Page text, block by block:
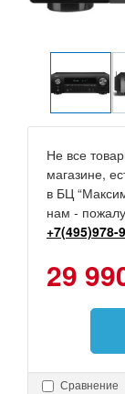
Не все
магазине,
в БЦ
нам -
+7(495)978-
29
Сравнение